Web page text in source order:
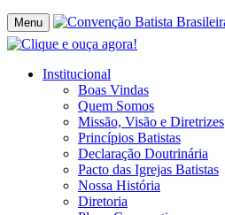
Menu
Institucional
Boas Vindas
Quem Somos
Missão, Visão e Diretrizes
Princípios Batistas
Declaração Doutrinária
Pacto das Igrejas Batistas
Nossa História
Diretoria